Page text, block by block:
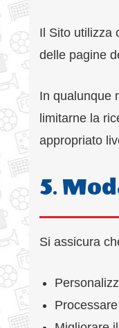
Il Sito utilizza
delle pagine
In qualunque
limitarne la
appropriato
5.
Si assicura